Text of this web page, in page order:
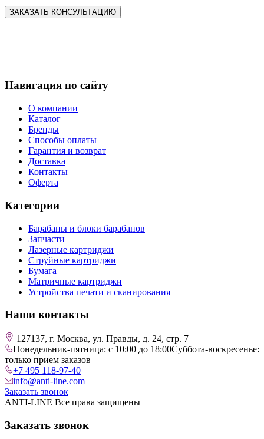
Навигация по сайту
О компании
Каталог
Бренды
Способы оплаты
Гарантия и возврат
Доставка
Контакты
Оферта
Категории
Барабаны и блоки барабанов
Запчасти
Лазерные картриджи
Струйные картриджи
Бумага
Матричные картриджи
Устройства печати и сканирования
Наши контакты
127137, г. Москва, ул. Правды, д. 24, стр. 7
Понедельник-пятница: с 10:00 до 18:00Суббота-воскресенье:
только прием заказов
+7 495 118-97-40
info@anti-line.com
Заказать звонок
ANTI-LINE Все права защищены
Заказать звонок